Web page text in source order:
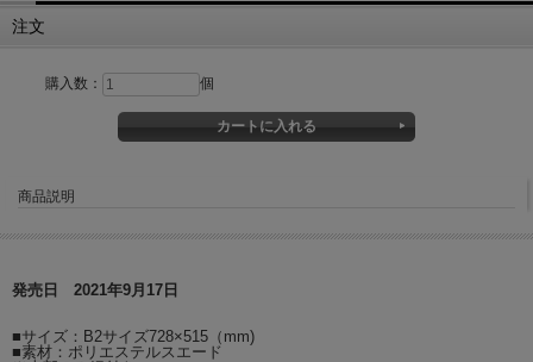
注文
購入数： 個
商品説明
発売日 2021年9月17日
■サイズ：B2サイズ728×515（mm)
■素材：ポリエステルスエード